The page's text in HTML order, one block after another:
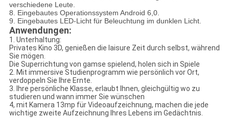
verschiedene Leute.
8. Eingebautes Operationssystem Android 6,0.
9. Eingebautes LED-Licht für Beleuchtung im dunklen Licht.
Anwendungen:
1. Unterhaltung:
Privates Kino 3D, genießen die laisure Zeit durch selbst, während
Sie mögen.
Die Superrichtung von gamse spielend, holen sich in Spiele
2. Mit immersive Studienprogramm wie persönlich vor Ort,
verdoppeln Sie Ihre Ernte.
3. Ihre persönliche Klasse, erlaubt Ihnen, gleichgültig wo zu
studieren und wann immer Sie wünschen
4, mit Kamera 13mp für Videoaufzeichnung, machen die jede
wichtige zweite Aufzeichnung Ihres Lebens im Gedächtnis.